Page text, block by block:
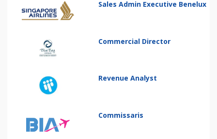
Sales Admin Executive Benelux
Commercial Director
Revenue Analyst
Commissaris